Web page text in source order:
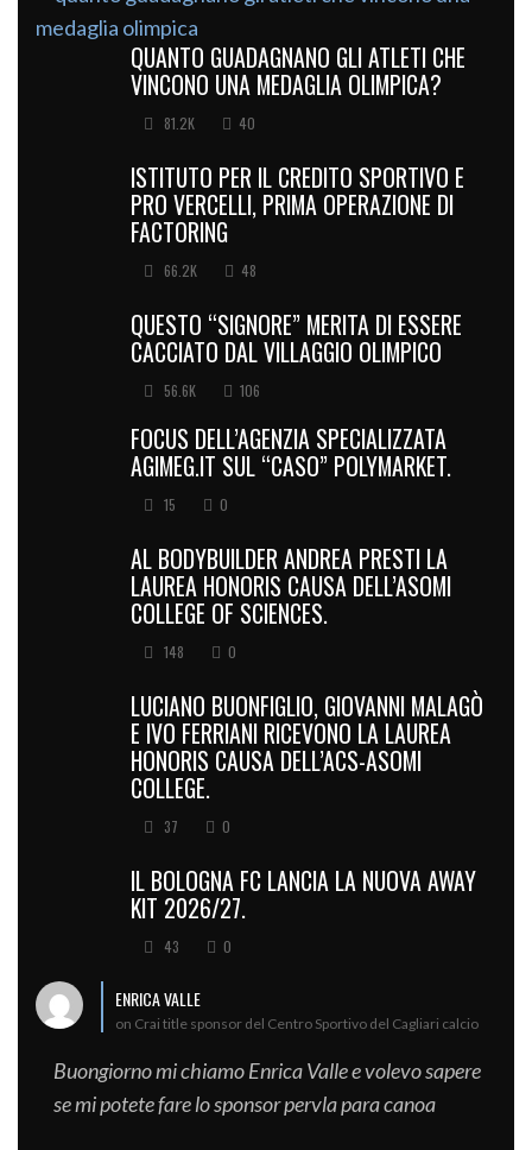
QUANTO GUADAGNANO GLI ATLETI CHE
VINCONO UNA MEDAGLIA OLIMPICA?
81.2K 40
ISTITUTO PER IL CREDITO SPORTIVO E
PRO VERCELLI, PRIMA OPERAZIONE DI
FACTORING
66.2K 48
QUESTO “SIGNORE” MERITA DI ESSERE
CACCIATO DAL VILLAGGIO OLIMPICO
56.6K 106
FOCUS DELL’AGENZIA SPECIALIZZATA
AGIMEG.IT SUL “CASO” POLYMARKET.
15 0
AL BODYBUILDER ANDREA PRESTI LA
LAUREA HONORIS CAUSA DELL’ASOMI
COLLEGE OF SCIENCES.
148 0
LUCIANO BUONFIGLIO, GIOVANNI MALAGÒ
E IVO FERRIANI RICEVONO LA LAUREA
HONORIS CAUSA DELL’ACS-ASOMI
COLLEGE.
37 0
IL BOLOGNA FC LANCIA LA NUOVA AWAY
KIT 2026/27.
43 0
ENRICA VALLE
on Crai title sponsor del Centro Sportivo del Cagliari calcio
Buongiorno mi chiamo Enrica Valle e volevo sapere
se mi potete fare lo sponsor pervla para canoa